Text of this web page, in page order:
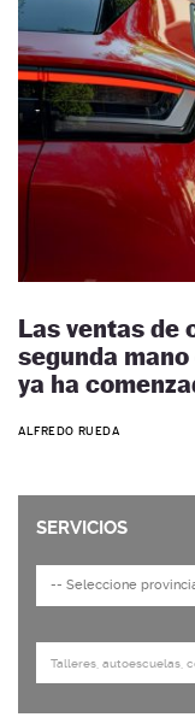
Las ventas de
segunda
ya ha
ALFREDO RUEDA